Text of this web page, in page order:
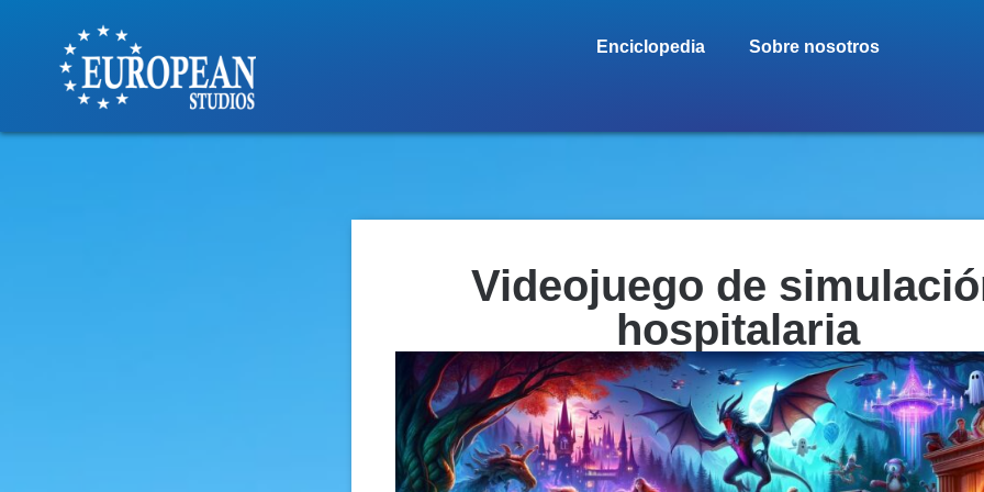
Enciclopedia Sobre nosotros
Videojuego de
hospitalaria